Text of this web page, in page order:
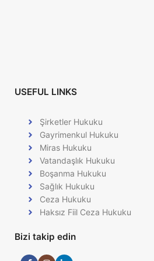
USEFUL LINKS
Şirketler Hukuku
Gayrimenkul Hukuku
Miras Hukuku
Vatandaşlık Hukuku
Boşanma Hukuku
Sağlık Hukuku
Ceza Hukuku
Haksız Fiil Ceza Hukuku
Bizi takip edin